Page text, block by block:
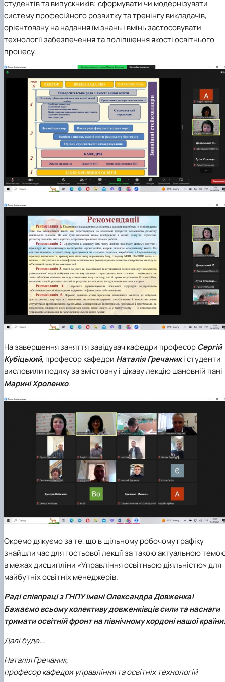
студентів та випускників; сформувати чи модернізувати
систему професійного розвитку та тренінгу викладачів,
орієнтовану на надання їм знань і вмінь застосовувати
технології забезпечення та поліпшення якості освітнього
процесу.
На завершення заняття завідувач кафедри професорСергій
Кубіцький, професор кафедри Наталія Гречаникі студенти
висловили подяку за змістовну і цікаву лекцію шановній пані
Марині Хроленко.
Окремо дякуємо за те, що в щільному робочому графіку
знайшли час для гостьової лекції за такою актуальною
в межах дисципліни «Управління освітньою діяльністю» для
майбутніх освітніх менеджерів.
Раді співпраці з ГНПУ імені Олександра Довженка!
Бажаємо всьому колективу довженківців сили та наснаги
тримати освітній фронт на північному кордоні нашої
Далі буде….
Наталія Гречаник,
професор кафедри управління та освітніх технологій